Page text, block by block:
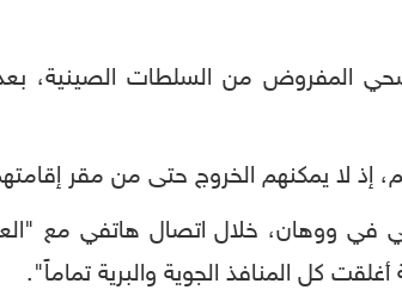
الصحي المفروض من السلطات الصينية،
إذ لا يمكنهم الخروج حتى من مقر
خلال اتصال هاتفي مع
كل المنافذ الجوية والبرية تماماً".